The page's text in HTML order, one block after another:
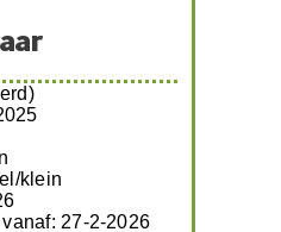
klein
27-2-2026